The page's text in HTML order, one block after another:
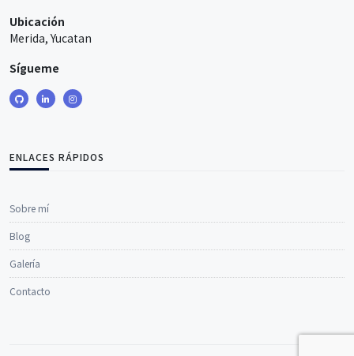
Ubicación
Merida, Yucatan
Sígueme
ENLACES RÁPIDOS
Sobre mí
Blog
Galería
Contacto